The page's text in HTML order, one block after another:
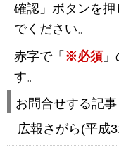
確認」ボタンを
でください。
赤字で「 ※必須
す。
お問合せする記事
広報さがら(平成